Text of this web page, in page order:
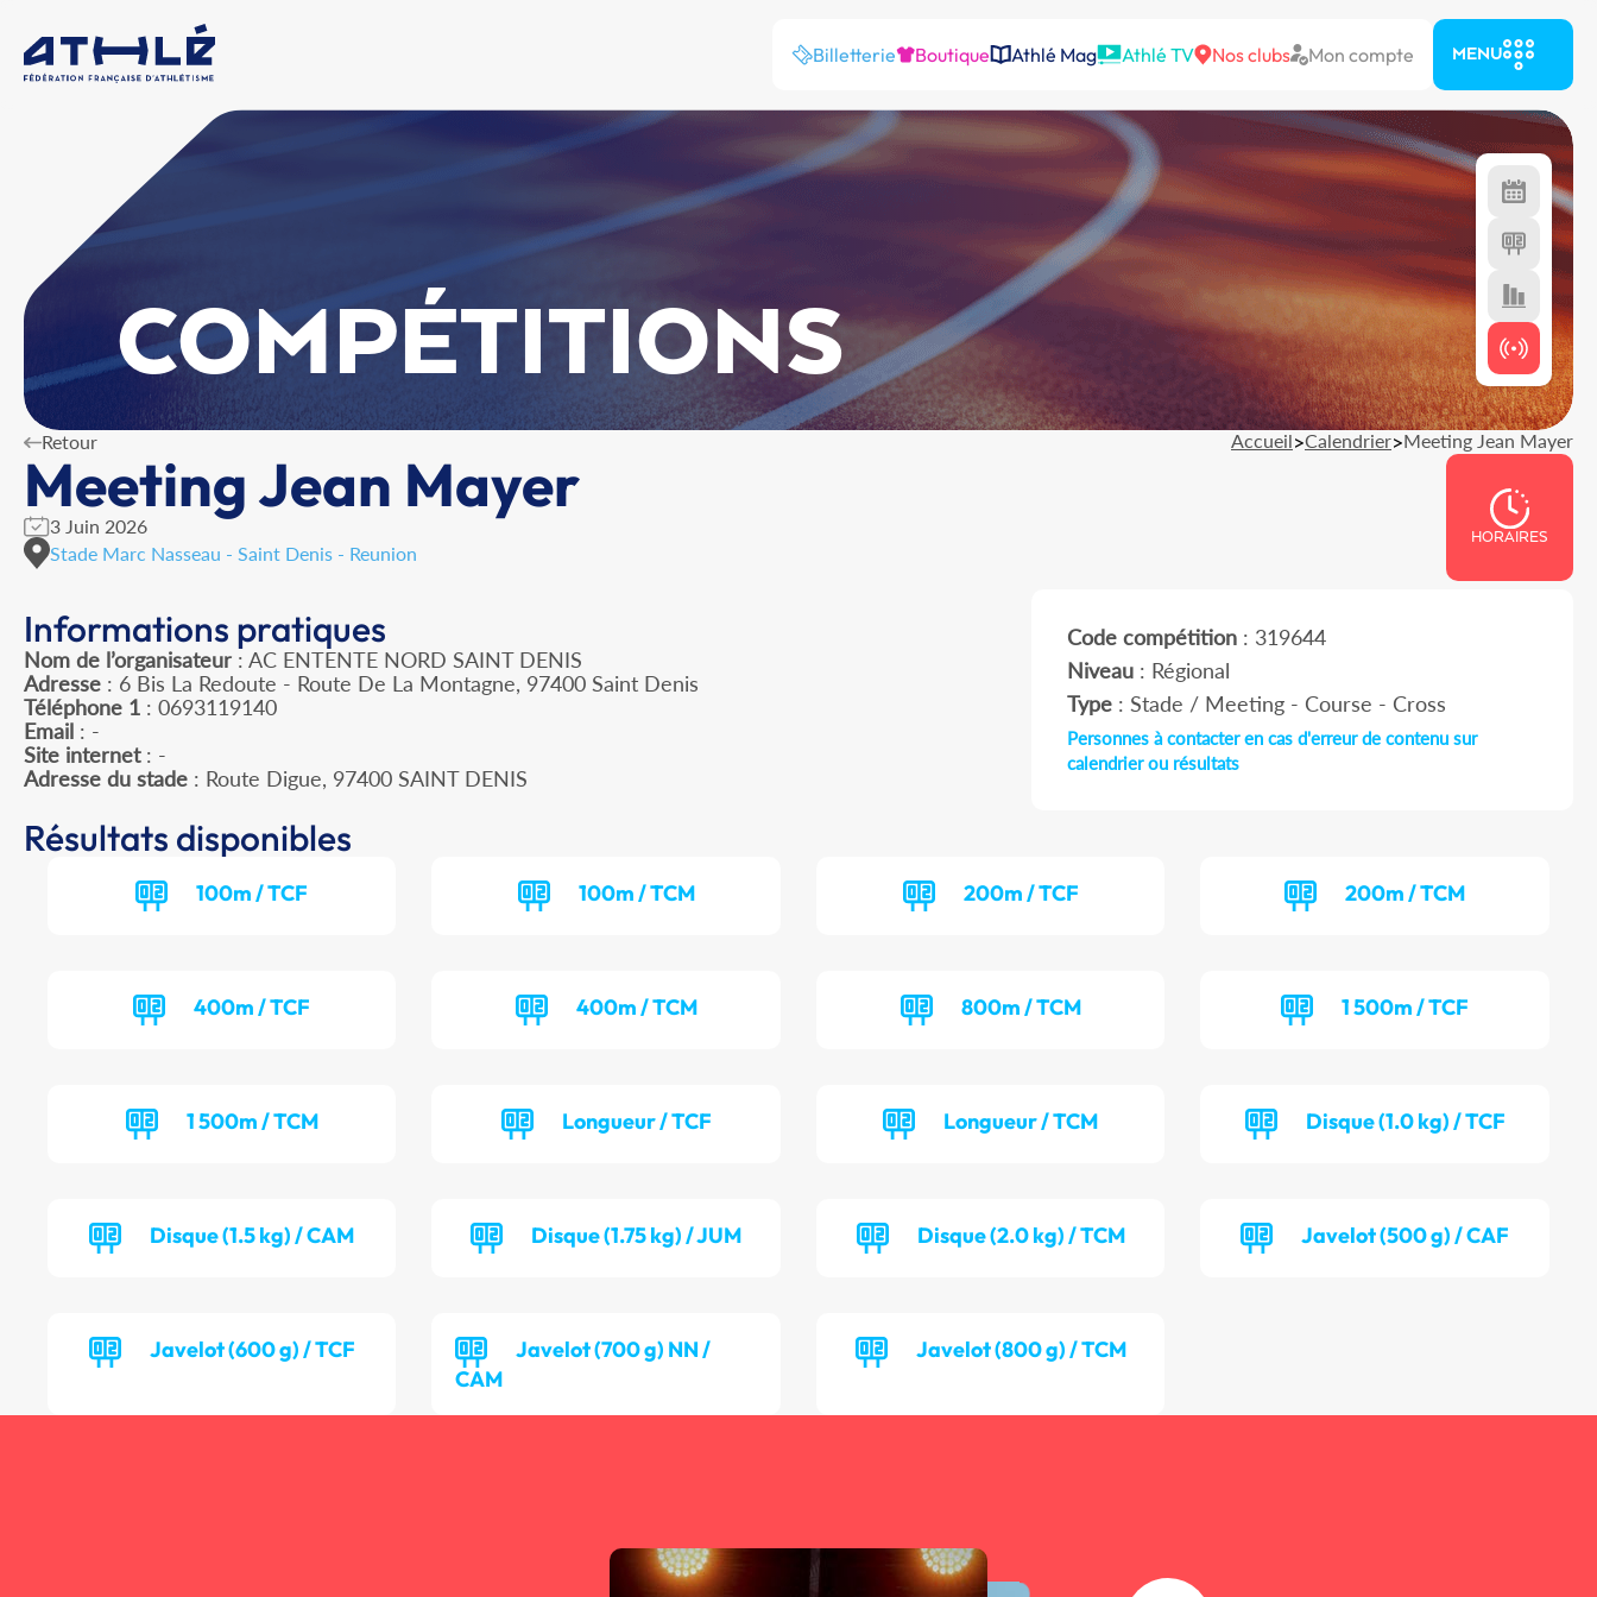
Billetterie Boutique Athlé Mag Athlé TV Nos clubs Mon compte MENU
COMPÉTITIONS
Retour Accueil>Calendrier>Meeting Jean Mayer
Meeting Jean Mayer
3 Juin 2026
Stade Marc Nasseau - Saint Denis - Reunion
HORAIRES
Informations pratiques
Nom de l’organisateur : AC ENTENTE NORD SAINT DENIS
Adresse : 6 Bis La Redoute - Route De La Montagne, 97400 Saint Denis
Téléphone 1 : 0693119140
Email : -
Site internet: -
Adresse du stade : Route Digue, 97400 SAINT DENIS
Code compétition: 319644
Niveau: Régional
Type: Stade / Meeting - Course - Cross
Personnes à contacter en cas d'erreur de contenu sur
calendrier ou résultats
Résultats disponibles
100m / TCF 100m / TCM 200m / TCF 200m / TCM
400m / TCF 400m / TCM 800m / TCM 1 500m / TCF
1 500m / TCM Longueur / TCF Longueur / TCM Disque (1.0 kg) / TCF
Disque (1.5 kg) / CAM Disque (1.75 kg) / JUM Disque (2.0 kg) / TCM Javelot (500 g) / CAF
Javelot (600 g) / TCF
Javelot (700 g) NN /
CAM
Javelot (800 g) / TCM